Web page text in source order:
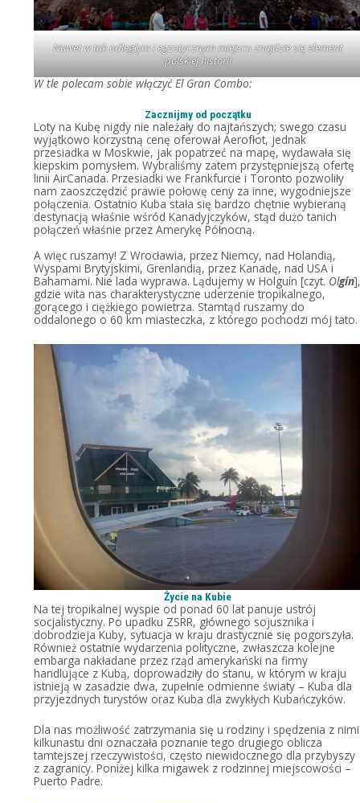
Nawet w tak odległym i egzotycznym miejscu znajdzie się element
polskiej historii
W tle polecam sobie włączyć El Gran Combo:
Zacznijmy od początku
Loty na Kubę nigdy nie należały do najtańszych; swego czasu
wyjątkowo korzystną cenę oferował Aerofłot, jednak
przesiadka w Moskwie, jak popatrzeć na mapę, wydawała się
kiepskim pomysłem. Wybraliśmy zatem przystępniejszą ofertę
linii AirCanada. Przesiadki we Frankfurcie i Toronto pozwoliły
nam zaoszczędzić prawie połowę ceny za inne, wygodniejsze
połączenia. Ostatnio Kuba stała się bardzo chętnie wybieraną
destynacją właśnie wśród Kanadyjczyków, stąd dużo tanich
połączeń właśnie przez Amerykę Północną.
A więc ruszamy! Z Wrocławia, przez Niemcy, nad Holandią,
Wyspami Brytyjskimi, Grenlandią, przez Kanadę, nad USA i
Bahamami. Nie lada wyprawa. Lądujemy w Holguín [czyt. Olgín
gdzie wita nas charakterystyczne uderzenie tropikalnego,
gorącego i ciężkiego powietrza. Stamtąd ruszamy do
oddalonego o 60 km miasteczka, z którego pochodzi mój tato.
Życie na Kubie
Na tej tropikalnej wyspie od ponad 60 lat panuje ustrój
socjalistyczny. Po upadku ZSRR, głównego sojusznika i
dobrodzieja Kuby, sytuacja w kraju drastycznie się pogorszyła.
Również ostatnie wydarzenia polityczne, zwłaszcza kolejne
embarga nakładane przez rząd amerykański na firmy
handlujące z Kubą, doprowadziły do stanu, w którym w kraju
istnieją w zasadzie dwa, zupełnie odmienne światy – Kuba dla
przyjezdnych turystów oraz Kuba dla zwykłych Kubańczyków.
Dla nas możliwość zatrzymania się u rodziny i spędzenia z nimi
kilkunastu dni oznaczała poznanie tego drugiego oblicza
tamtejszej rzeczywistości, często niewidocznego dla przybyszy
z zagranicy. Poniżej kilka migawek z rodzinnej miejscowości –
Puerto Padre.